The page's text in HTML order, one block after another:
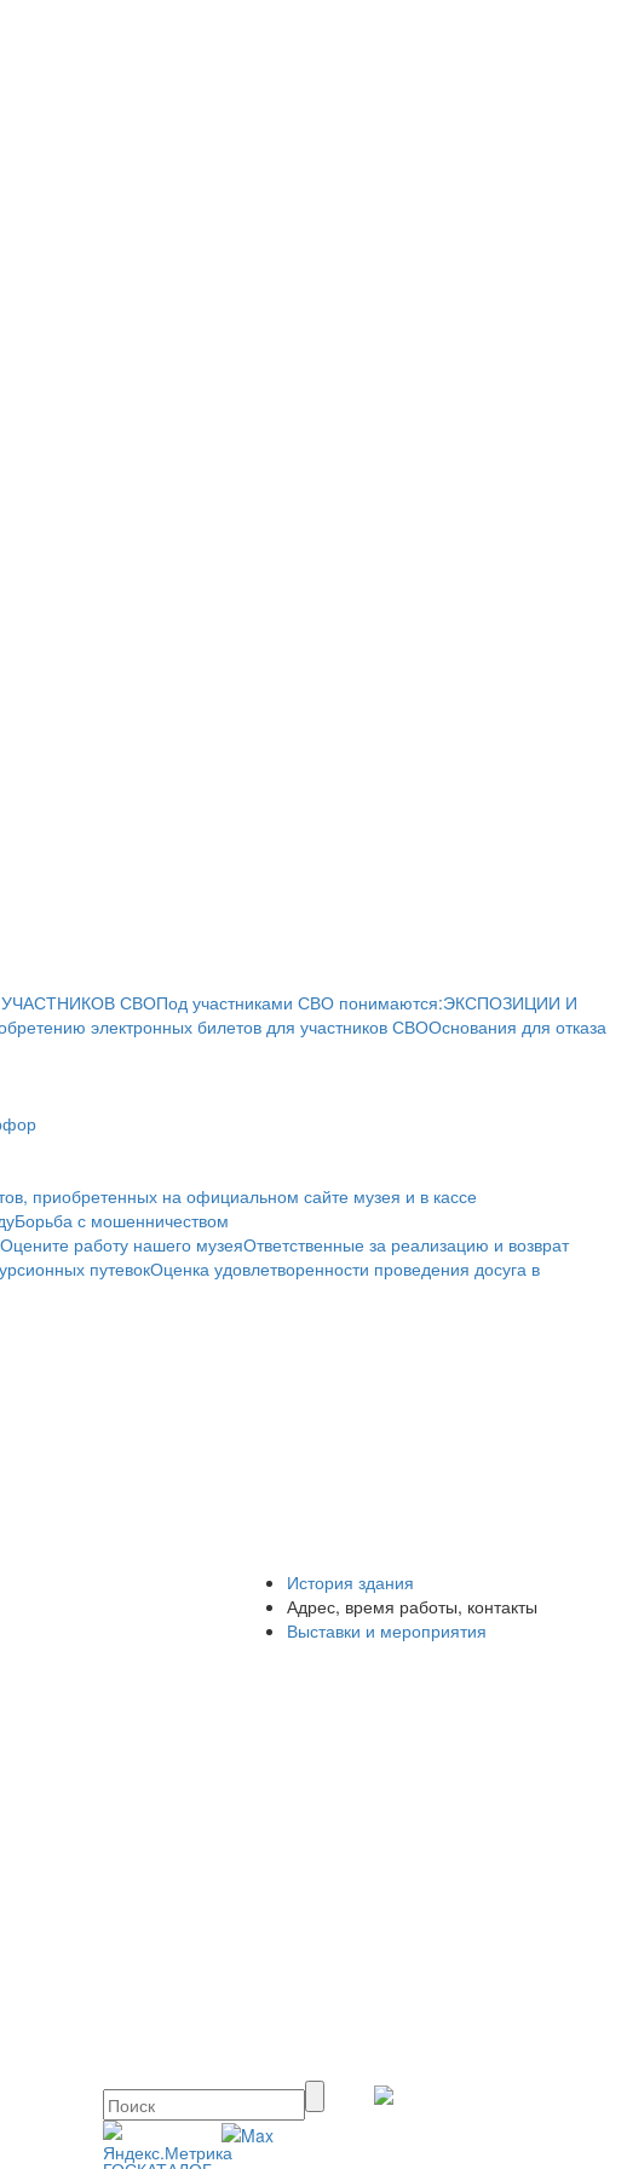
СВОПод участниками СВО понимаются:ЭКСПОЗИЦИИ И
электронных билетов для участников СВООснования для отказа
приобретенных на официальном сайте музея и в кассе
Борьба с мошенничеством
работу нашего музеяОтветственные за реализацию и возврат
путевокОценка удовлетворенности проведения досуга в
История здания
Адрес, время работы, контакты
Выставки и мероприятия